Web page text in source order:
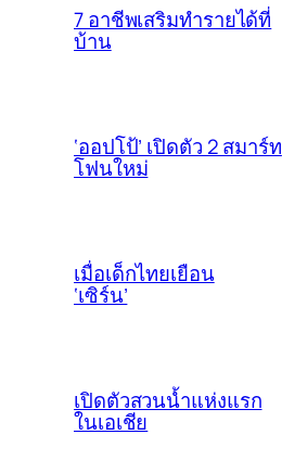
7 อาชีพเสริมทำรายได้ที่
บ้าน
‘ออปโป้’ เปิดตัว 2 สมาร์ท
โฟนใหม่
เมื่อเด็กไทยเยือน
‘เซิร์น’
เปิดตัวสวนน้ำแห่งแรก
ในเอเชีย